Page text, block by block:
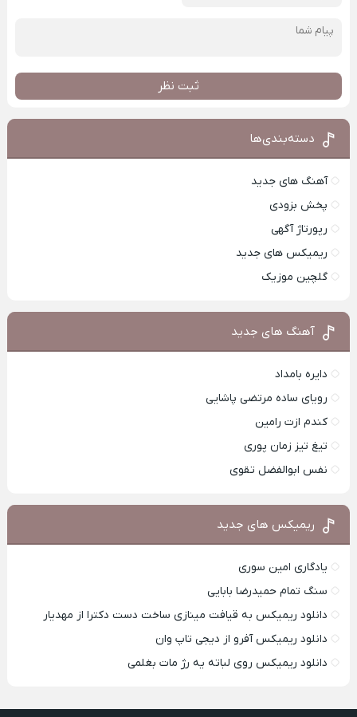
ثبت نظر
دسته‌بندی‌ها
آهنگ های جدید
پخش بزودی
رپورتاژ آگهی
ریمیکس های جدید
گلچین موزیک
آهنگ های جدید
دایره بامداد
رویای ساده مرتضی پاشایی
کندم ازت رامین
تیغ تیز زمان پوری
نفس ابوالفضل تقوی
ریمیکس های جدید
یادگاری امین سوری
سنگ تمام حمیدرضا بابایی
دانلود ریمیکس به قیافت مینازی ساخت دست دکترا از مهدیار
دانلود ریمیکس آفرو از ديجی تاپ وان
دانلود ریمیکس روی لباته یه رژ مات بغلمی